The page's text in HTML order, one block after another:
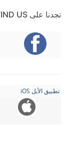
تجدنا على FIND US
تطبيق الأبل iOS